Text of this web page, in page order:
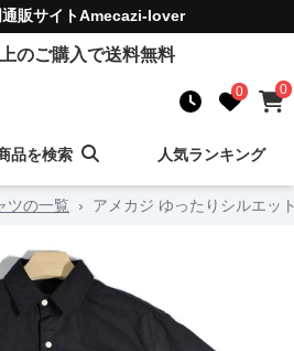
販サイトAmecazi-lover
のご購入で送料無料
0 0
品を検索 人気ランキング
ツの一覧 › アメカジ ゆったりシルエッ